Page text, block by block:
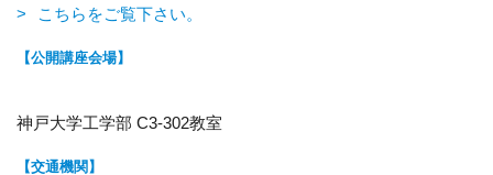
こちらをご覧下さい。
【公開講座会場】
神戸大学工学部 C3-302教室
【交通機関】